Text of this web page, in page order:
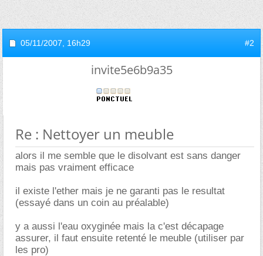
05/11/2007, 16h29 #2
invite5e6b9a35
Re : Nettoyer un meuble
alors il me semble que le disolvant est sans danger
mais pas vraiment efficace
il existe l'ether mais je ne garanti pas le resultat
(essayé dans un coin au préalable)
y a aussi l'eau oxyginée mais la c'est décapage
assurer, il faut ensuite retenté le meuble (utiliser par
les pro)